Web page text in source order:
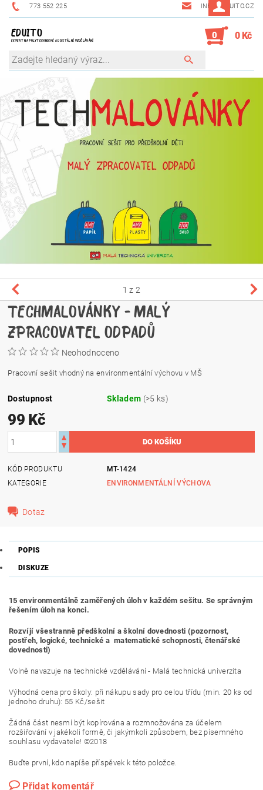
773 552 225 INFO@EDUITO.CZ
EDUITO
EXPERT NA POLYTECHNICKÉ A DIGITÁLNÍ VZDĚLÁVÁNÍ
0 0 Kč
1 z 2
TECHMALOVÁNKY - MALÝ
ZPRACOVATEL ODPADŮ
Neohodnoceno
Pracovní sešit vhodný na environmentální výchovu v MŠ
Dostupnost Skladem (>5 ks)
99 Kč
KÓD PRODUKTU
MT-1424
KATEGORIE
ENVIRONMENTÁLNÍ VÝCHOVA
Dotaz
POPIS
DISKUZE
15 environmentálně zaměřených úloh v každém sešitu. Se správným
řešením úloh na konci.
Rozvíjí všestranně předškolní a školní dovednosti (pozornost,
postřeh, logické, technické a matematické schopnosti, čtenářské
dovednosti)
Volně navazuje na technické vzdělávání - Malá technická univerzita
Výhodná cena pro školy: při nákupu sady pro celou třídu (min. 20 ks od
jednoho druhu): 55 Kč/sešit
Žádná část nesmí být kopírována a rozmnožována za účelem
rozšiřování v jakékoli formě, či jakýmkoli způsobem, bez písemného
souhlasu vydavatele! ©2018
Buďte první, kdo napíše příspěvek k této položce.
Přidat komentář